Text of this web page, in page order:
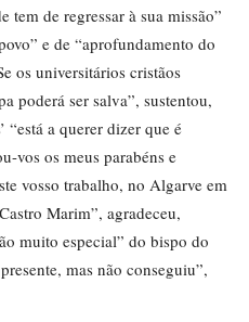
tem de regressar à sua missão”
e de “aprofundamento do
os universitários cristãos
poderá ser salva”, sustentou,
“está a querer dizer que é
vos os meus parabéns e
vosso trabalho, no Algarve em
Marim”, agradeceu,
muito especial” do bispo do
mas não conseguiu”,